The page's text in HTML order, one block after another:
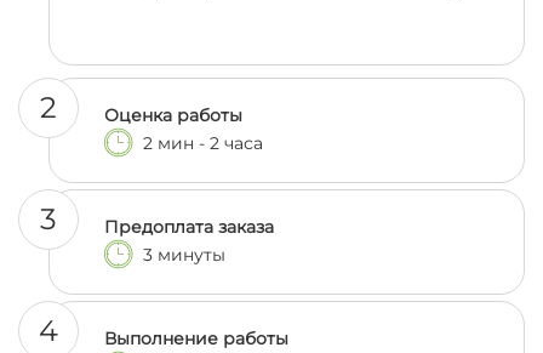
2
Оценка работы
2 мин - 2 часа
3
Предоплата заказа
3 минуты
4
Выполнение работы